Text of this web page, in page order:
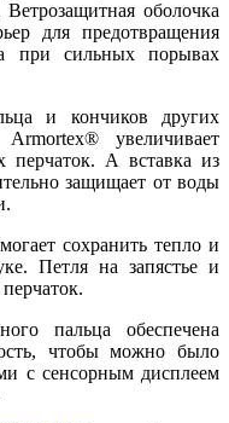
оболочка
для предотвращения
при сильных порывах
и кончиков других
увеличивает
перчаток. А вставка из
защищает от воды
сохранить тепло и
Петля на запястье и
пальца обеспечена
чтобы можно было
с сенсорным дисплеем